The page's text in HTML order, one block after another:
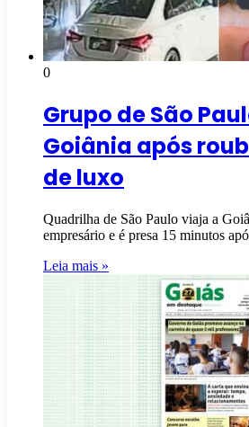
0
Grupo de São
Goiânia após
de luxo
Quadrilha de São Paulo viaja a
empresário e é presa 15 minutos
Leia mais »